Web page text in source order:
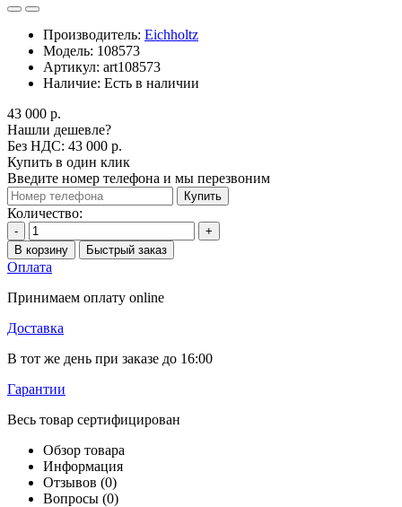
Производитель: Eichholtz
Модель: 108573
Артикул: art108573
Наличие: Есть в наличии
43 000 р.
Нашли дешевле?
Без НДС: 43 000 р.
Купить в один клик
Введите номер телефона и мы перезвоним
Купить
Количество:
-
+
В корзину
Быстрый заказ
Оплата
Принимаем оплату online
Доставка
В тот же день при заказе до 16:00
Гарантии
Весь товар сертифицирован
Обзор товара
Информация
Отзывов (0)
Вопросы (0)